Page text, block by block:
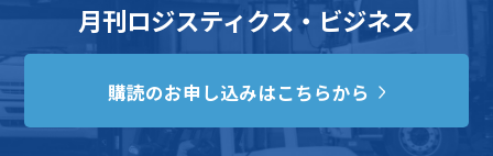
月刊ロジスティクス・ビジネス
購読のお申し込みはこちらから